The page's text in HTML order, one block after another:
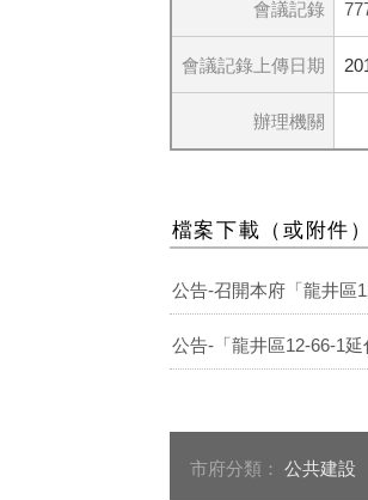
會議記錄
會議記錄上傳日期
辦理機關
檔案下載（或附件）
公告-召開本府「龍井區
公告-「龍井區12-66-1
市府分類： 公共建設